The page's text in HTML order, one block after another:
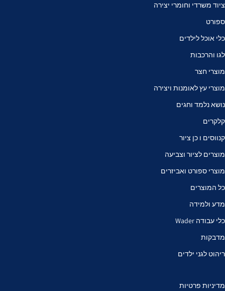
ציוד משרדי וחומרי יצירה
ספורט
כלי אוכל לילדים
לגו והרכבות
מוצרי חצר
מוצרי עץ לאומנות ויצירה
נושא נלמד וחגים
קלקרים
קנווסים ו כן ציור
מוצרים לציור וצביעה
מוצרי ספורט ואביזרים
כל המוצרים
מדע ולמידה
כלי עבודה Wader
מדבקות
ריהוט לגני ילדים
מדיניות פרטיות